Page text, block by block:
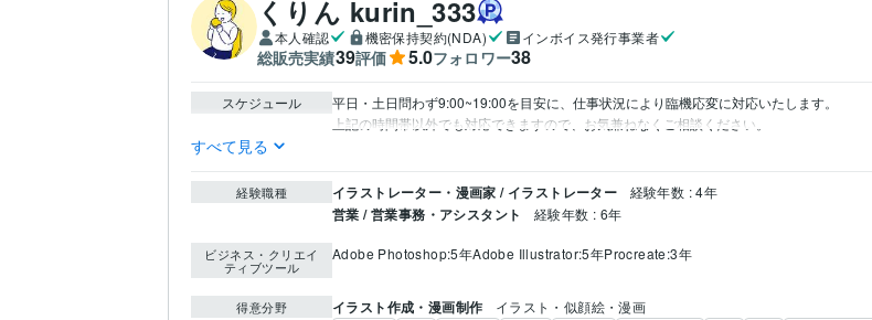
くりん kurin_333
本人確認 機密保持契約(NDA) インボイス発行事業者
総販売実績39評価 5.0フォロワー38
スケジュール
平日・土日問わず9:00~19:00を目安に、仕事状況により臨機応変に対応いたします。
すべて見る
経験職種 イラストレーター・漫画家 / イラストレーター 経験年数 : 4年
営業 / 営業事務・アシスタント 経験年数 : 6年
ビジネス・クリエイ
ティブツール
Adobe Photoshop:5年Adobe Illustrator:5年Procreate:3年
得意分野 イラスト作成・漫画制作 イラスト・似顔絵・漫画